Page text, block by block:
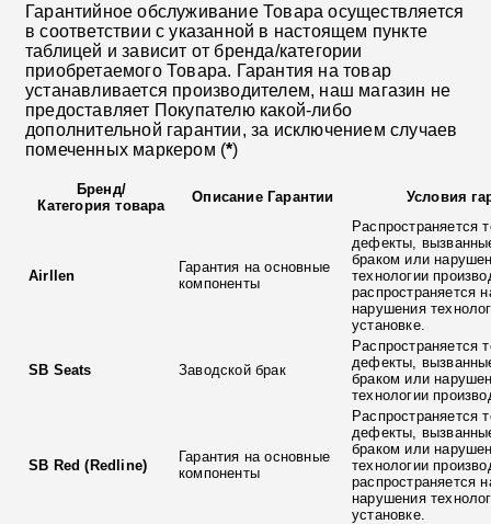
Гарантийное обслуживание Товара осуществляется
в соответствии с указанной в настоящем пункте
таблицей и зависит от бренда/категории
приобретаемого Товара. Гарантия на товар
устанавливается производителем, наш магазин не
предоставляет Покупателю какой-либо
дополнительной гарантии, за исключением случаев
помеченных маркером (*)
Бренд/
Категория товара
Описание Гарантии Условия
Airllen
Гарантия на основные
компоненты
Распространяется
дефекты,
браком или
технологии
распространяется
нарушения
установке.
SB Seats Заводской брак
Распространяется
дефекты,
браком или
технологии
SB Red (Redline)
Гарантия на основные
компоненты
Распространяется
дефекты,
браком или
технологии
распространяется
нарушения
установке.